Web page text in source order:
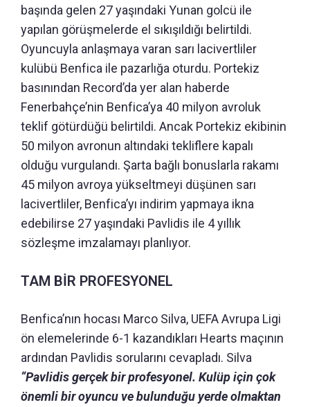
başında gelen 27 yaşındaki Yunan golcü ile
yapılan görüşmelerde el sıkışıldığı belirtildi.
Oyuncuyla anlaşmaya varan sarı lacivertliler
kulübü Benfica ile pazarlığa oturdu. Portekiz
basınından Record’da yer alan haberde
Fenerbahçe’nin Benfica’ya 40 milyon avroluk
teklif götürdüğü belirtildi. Ancak Portekiz ekibinin
50 milyon avronun altındaki tekliflere kapalı
olduğu vurgulandı. Şarta bağlı bonuslarla rakamı
45 milyon avroya yükseltmeyi düşünen sarı
lacivertliler, Benfica’yı indirim yapmaya ikna
edebilirse 27 yaşındaki Pavlidis ile 4 yıllık
sözleşme imzalamayı planlıyor.
TAM BİR PROFESYONEL
Benfica’nın hocası Marco Silva, UEFA Avrupa Ligi
ön elemelerinde 6-1 kazandıkları Hearts maçının
ardından Pavlidis sorularını cevapladı. Silva
“Pavlidis gerçek bir profesyonel. Kulüp için çok
önemli bir oyuncu ve bulunduğu yerde olmaktan